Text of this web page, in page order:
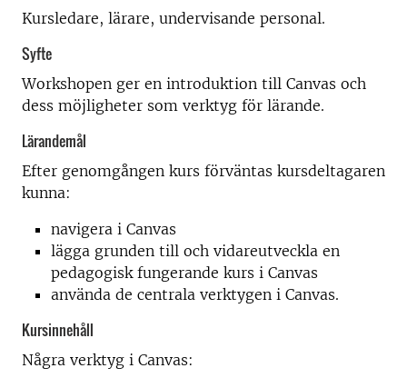
Kursledare, lärare, undervisande personal.
Syfte
Workshopen ger en introduktion till Canvas och
dess möjligheter som verktyg för lärande.
Lärandemål
Efter genomgången kurs förväntas kursdeltagaren
kunna:
navigera i Canvas
lägga grunden till och vidareutveckla en
pedagogisk fungerande kurs i Canvas
använda de centrala verktygen i Canvas.
Kursinnehåll
Några verktyg i Canvas: